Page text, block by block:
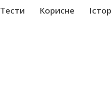
Тести Корисне